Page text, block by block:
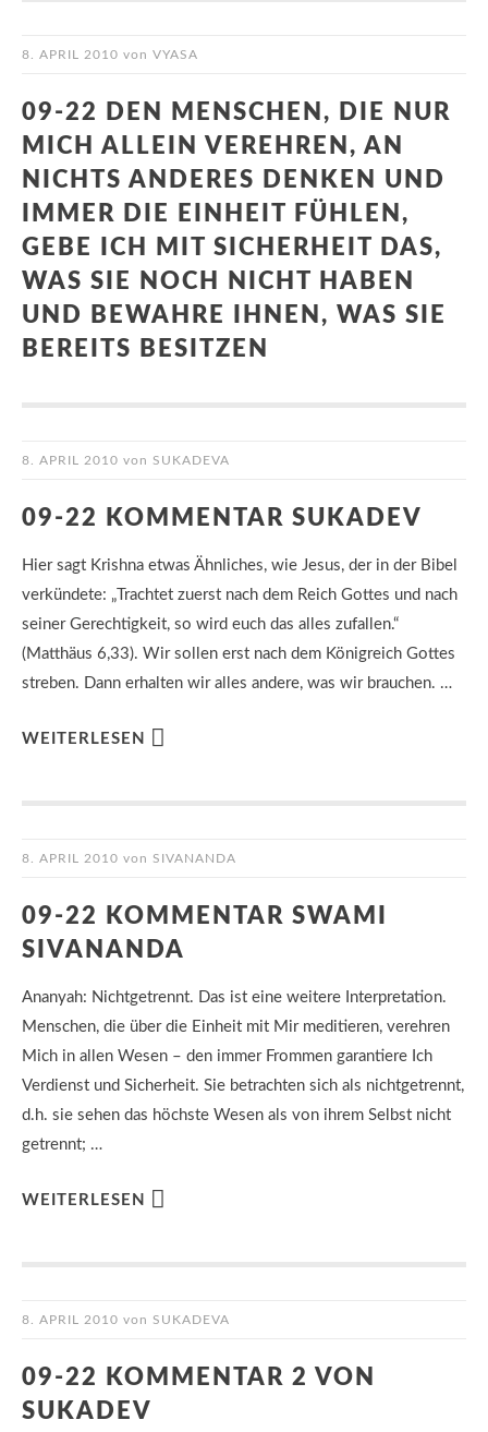
8. APRIL 2010 von VYASA
09-22 DEN MENSCHEN, DIE NUR
MICH ALLEIN VEREHREN, AN
NICHTS ANDERES DENKEN UND
IMMER DIE EINHEIT FÜHLEN,
GEBE ICH MIT SICHERHEIT DAS,
WAS SIE NOCH NICHT HABEN
UND BEWAHRE IHNEN, WAS SIE
BEREITS BESITZEN
8. APRIL 2010 von SUKADEVA
09-22 KOMMENTAR SUKADEV
Hier sagt Krishna etwas Ähnliches, wie Jesus, der in der Bibel
verkündete: „Trachtet zuerst nach dem Reich Gottes und nach
seiner Gerechtigkeit, so wird euch das alles zufallen.“
(Matthäus 6,33). Wir sollen erst nach dem Königreich Gottes
streben. Dann erhalten wir alles andere, was wir brauchen. …
WEITERLESEN
8. APRIL 2010 von SIVANANDA
09-22 KOMMENTAR SWAMI
SIVANANDA
Ananyah: Nichtgetrennt. Das ist eine weitere Interpretation.
Menschen, die über die Einheit mit Mir meditieren, verehren
Mich in allen Wesen – den immer Frommen garantiere Ich
Verdienst und Sicherheit. Sie betrachten sich als nichtgetrennt,
d.h. sie sehen das höchste Wesen als von ihrem Selbst nicht
getrennt; …
WEITERLESEN
8. APRIL 2010 von SUKADEVA
09-22 KOMMENTAR 2 VON
SUKADEV